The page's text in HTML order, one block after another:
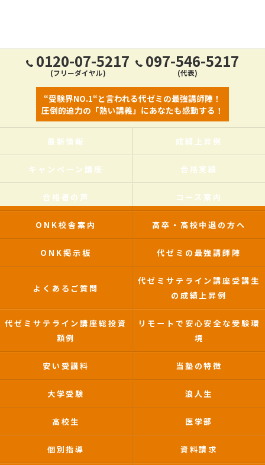
0120-07-5217
(フリーダイヤル)
097-546-5217
(代表)
“受験界NO.1“と言われる代ゼミの最強講師陣！
圧倒的迫力の「熱い講義」にあなたも感動する！
最新情報 成績上昇例
キャンペーン講座 合格実績
合格者の声 コース案内
ONK校舎案内 高卒・高校中退の方へ
ONK掲示板 代ゼミの最強講師陣
よくあるご質問
代ゼミサテライン講座受講生
の成績上昇例
代ゼミサテライン講座総投資
額例
リモートで安心安全な受験環
境
安い受講料 当塾の特徴
大学受験 浪人生
高校生 医学部
個別指導 資料請求